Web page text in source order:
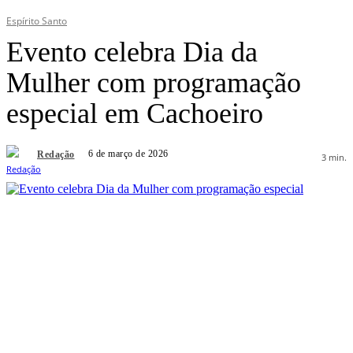
Espírito Santo
Evento celebra Dia da
Mulher com programação
especial em Cachoeiro
Redação 6 de março de 2026 3 min.